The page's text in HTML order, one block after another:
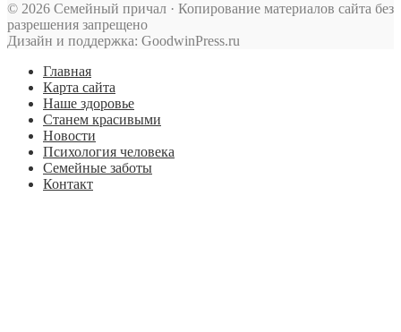
© 2026 Семейный причал · Копирование материалов сайта без
разрешения запрещено
Дизайн и поддержка: GoodwinPress.ru
Главная
Карта сайта
Наше здоровье
Станем красивыми
Новости
Психология человека
Семейные заботы
Контакт